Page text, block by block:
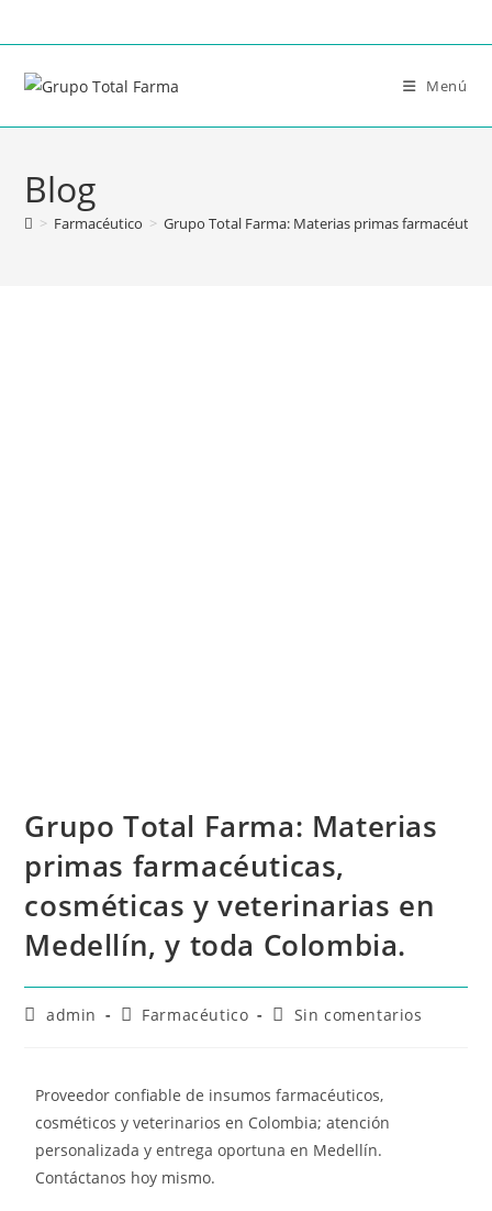
Menú
Blog
> Farmacéutico > Grupo Total Farma: Materias primas
Grupo Total Farma: Materias
primas farmacéuticas,
cosméticas y veterinarias en
Medellín, y toda Colombia.
admin Farmacéutico Sin comentarios
Proveedor confiable de insumos farmacéuticos,
cosméticos y veterinarios en Colombia; atención
personalizada y entrega oportuna en Medellín.
Contáctanos hoy mismo.